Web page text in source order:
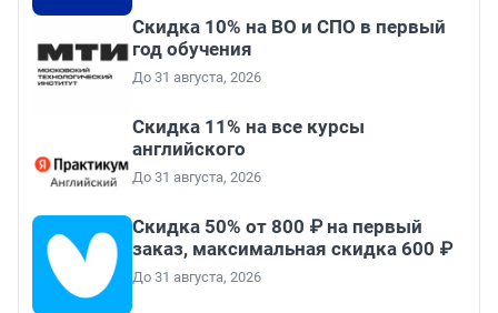
Скидка 10% на ВО и СПО в первый
год обучения
До 31 августа, 2026
Скидка 11% на все курсы
английского
До 31 августа, 2026
Скидка 50% от 800 ₽ на первый
заказ, максимальная скидка 600 ₽
До 31 августа, 2026